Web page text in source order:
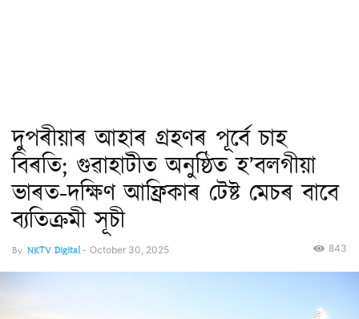
দুপৰীয়াৰ আহাৰ গ্ৰহণৰ পূৰ্বে চাহ
বিৰতি; গুৱাহাটীত অনুষ্ঠিত হ’বলগীয়া
ভাৰত-দক্ষিণ আফ্ৰিকাৰ টেষ্ট মেচৰ বাবে
ব্যতিক্ৰমী সূচী
By NKTV Digital- October 30, 2025 843